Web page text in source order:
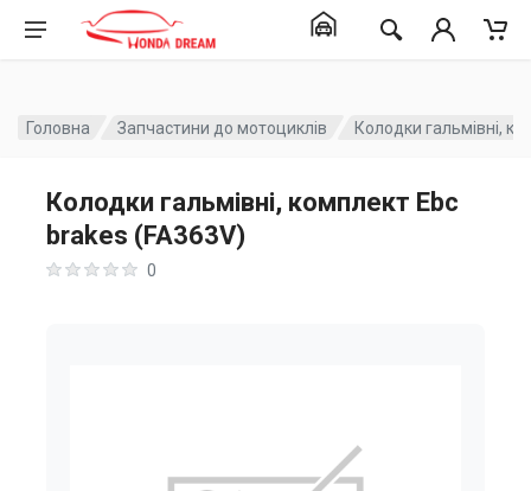
Головна Запчастини до мотоциклів Колодки гальмівні,
Колодки гальмівні, комплект Ebc
brakes (FA363V)
0